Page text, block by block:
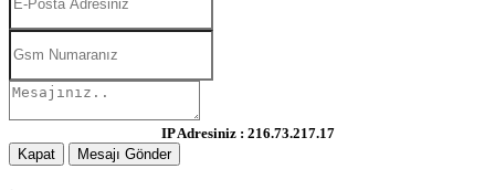
IP Adresiniz : 216.73.217.17
Kapat
Mesajı Gönder